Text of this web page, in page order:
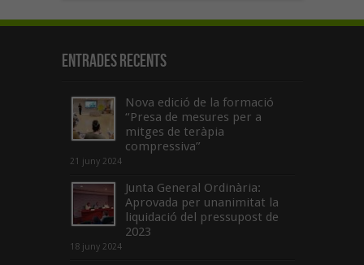
Entrades recents
Nova edició de la formació
“Presa de mesures per a
mitges de teràpia
compressiva”
21 juny 2024
Junta General Ordinària:
Aprovada per unanimitat la
liquidació del pressupost de
2023
18 juny 2024